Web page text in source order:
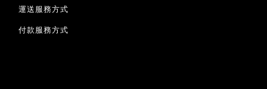
運送服務方式
付款服務方式